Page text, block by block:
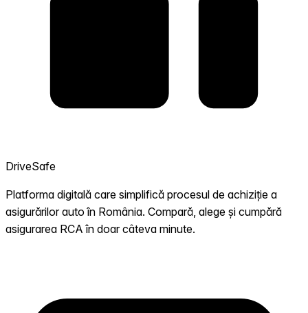
DriveSafe
Platforma digitală care simplifică procesul de achiziție a
asigurărilor auto în România. Compară, alege și cumpără
asigurarea RCA în doar câteva minute.